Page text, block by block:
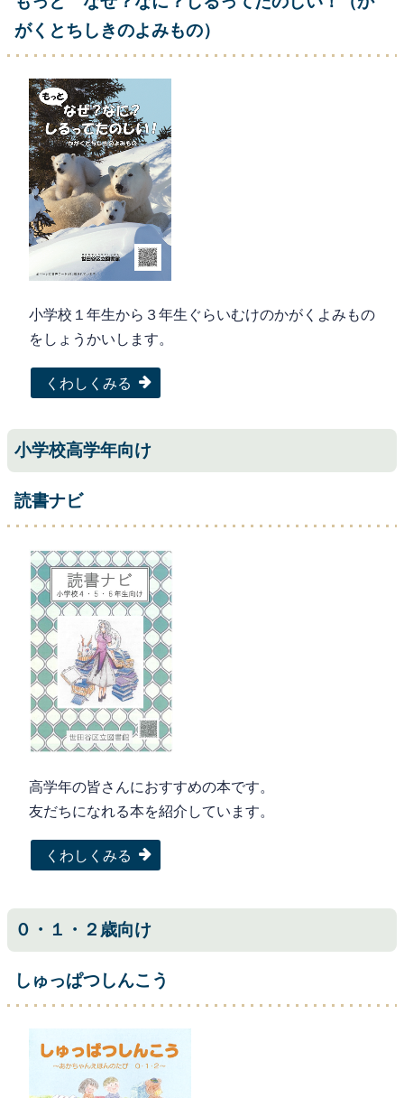
がくとちしきのよみもの）
小学校１年生から３年生ぐらいむけのかがくよみもの
をしょうかいします。
くわしくみる
小学校高学年向け
読書ナビ
高学年の皆さんにおすすめの本です。
友だちになれる本を紹介しています。
くわしくみる
０・１・２歳向け
しゅっぱつしんこう